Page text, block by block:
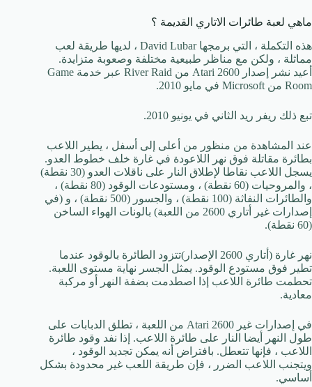
ماهي لعبة طائرات الاتاري القديمة ؟
هذه التكملة ، التي برمجها David Lubar ، لديها طريقة لعب
مماثلة ، ولكن مع مناظر طبيعية مختلفة وصعوبة متزايدة.
أعيد نشر إصدار Atari 2600 من River Raid عبر خدمة Game
Room من Microsoft في مايو 2010.
تبع ذلك ريفر ريد الثاني في يونيو 2010.
عند المشاهدة من منظور من أعلى إلى أسفل ، يطير اللاعب
بطائرة مقاتلة فوق نهر اللاعودة في غارة خلف خطوط العدو.
يسجل اللاعب نقاطا لإطلاق النار على ناقلات العدو (30 نقطة)
، والمروحيات (60 نقطة) ، ومستودعات الوقود (80 نقطة) ،
والطائرات النفاثة (100 نقطة) ، والجسور (500 نقطة) ، و (في
إصدارات غير أتاري 2600 من اللعبة) بالونات الهواء الساخن
(60 نقطة).
نهر غارة (أتاري 2600 الإصدار)تتزود الطائرة بالوقود عندما
تطير فوق مستودع الوقود. يمثل الجسر نهاية مستوى اللعبة.
تحطمت طائرة اللاعب إذا اصطدمت بضفة النهر أو مركبة
معادية.
في إصدارات غير Atari 2600 من اللعبة ، تطلق الدبابات على
طول النهر أيضا النار على طائرة اللاعب. إذا نفد وقود طائرة
اللاعب ، فإنها تتعطل. بافتراض أنه يمكن تجديد الوقود ،
ويتجنب اللاعب الضرر ، فإن طريقة اللعب غير محدودة بشكل
أساسي.